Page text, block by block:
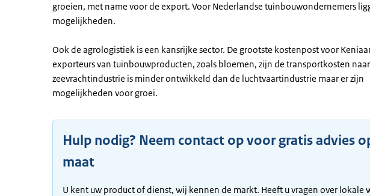
groeien, met name voor de export. Voor Nederlandse tuinbouwondernemers
mogelijkheden.
Ook de agrologistiek is een kansrijke sector. De grootste kostenpost voor
exporteurs van tuinbouwproducten, zoals bloemen, zijn de transportkosten naar
zeevrachtindustrie is minder ontwikkeld dan de luchtvaartindustrie maar er zijn
mogelijkheden voor groei.
Hulp nodig? Neem contact op voor gratis advies
maat
U kent uw product of dienst, wij kennen de markt. Heeft u vragen over lokale